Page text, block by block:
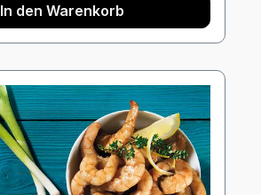
In den Warenkorb